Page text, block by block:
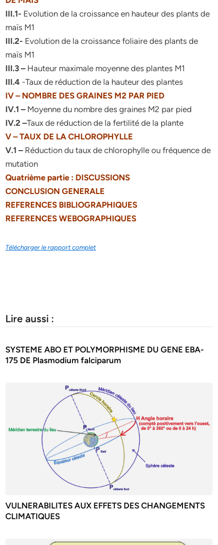
III.1- Evolution de la croissance en hauteur des plants de
maïs M1
III.2- Evolution de la croissance foliaire des plants de
maïs M1
III.3 –Hauteur maximale moyenne des plantes M1
III.4 -Taux de réduction de la hauteur des plantes
IV – NOMBRE DES GRAINES M2 PAR PIED
IV.1 –Moyenne du nombre des graines M2 par pied
IV.2 –Taux de réduction de la fertilité de la plante
V – TAUX DE LA CHLOROPHYLLE
V.1 –Réduction du taux de chlorophylle ou fréquence de
mutation
Quatrième partie : DISCUSSIONS
CONCLUSION GENERALE
REFERENCES BIBLIOGRAPHIQUES
REFERENCES WEBOGRAPHIQUES
Télécharger le rapport complet
Lire aussi :
SYSTEME ABO ET POLYMORPHISME DU GENE EBA-
175 DE Plasmodium falciparum
VULNERABILITES AUX EFFETS DES CHANGEMENTS
CLIMATIQUES